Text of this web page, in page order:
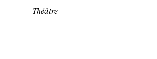
Théâtre